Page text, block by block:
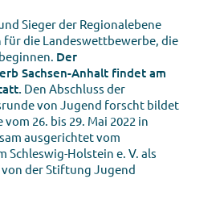
Sieger der Regionalebene
die Landeswettbewerbe, die
Der
Sachsen-Anhalt findet am
Den Abschluss der
von Jugend forscht bildet
26. bis 29. Mai 2022 in
ausgerichtet vom
Schleswig-Holstein e. V. als
der Stiftung Jugend